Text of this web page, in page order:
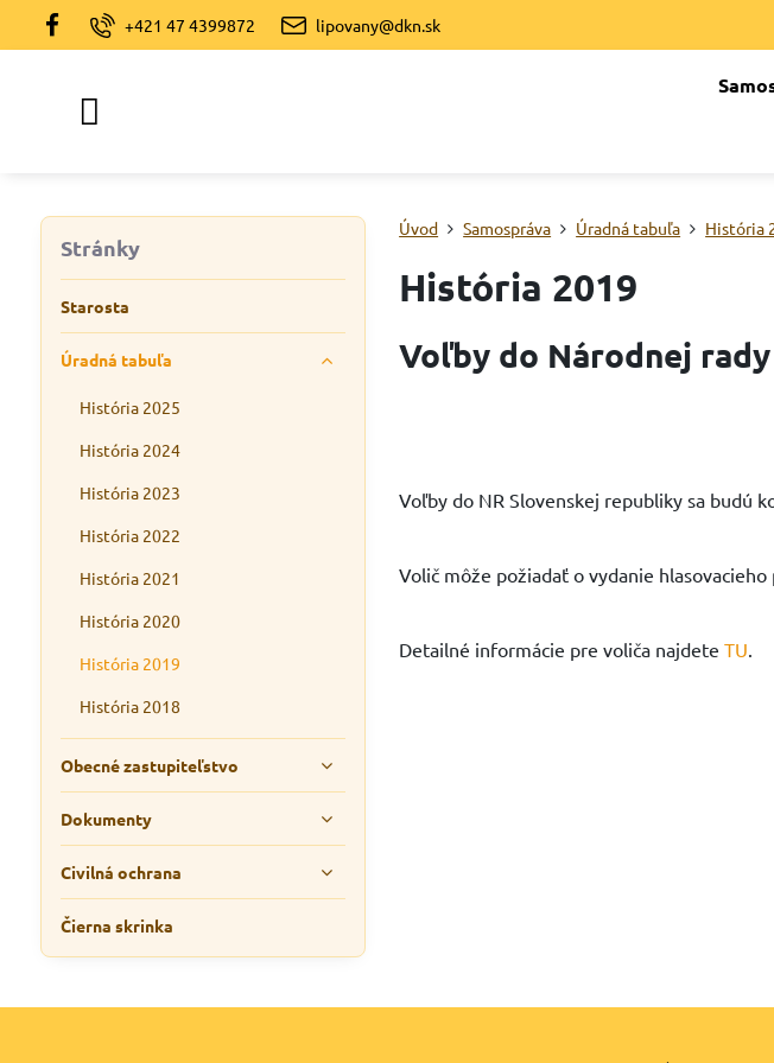
+421 47 4399872 lipovany@dkn.sk
Úvod Samospráva Úradná tabuľa História
História 2019
Voľby do Národnej
Voľby do NR Slovenskej republiky sa budú
Volič môže požiadať o vydanie
Detailné informácie pre voliča najdeteTU.
Stránky
Starosta
Úradná tabuľa
História 2025
História 2024
História 2023
História 2022
História 2021
História 2020
História 2019
História 2018
Obecné zastupiteľstvo
Dokumenty
Civilná ochrana
Čierna skrinka